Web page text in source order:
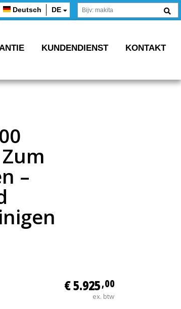
Deutsch DE
KUNDENDIENST KONTAKT
–
€ 5.925,00
ex. btw